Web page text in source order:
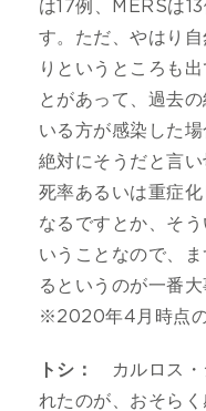
は17例、MERSは
す。ただ、やはり
りというところも
とがあって、過去
いる方が感染した
絶対にそうだと言
死率あるいは重症
なるですとか、そ
いうことなので、
るというのが一番
※2020年4月時点の
トシ：
カルロス・
れたのが、おそら